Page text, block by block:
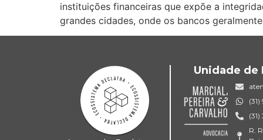
instituições financeiras que expõe a
grandes cidades, onde os bancos
Unidade de
R.